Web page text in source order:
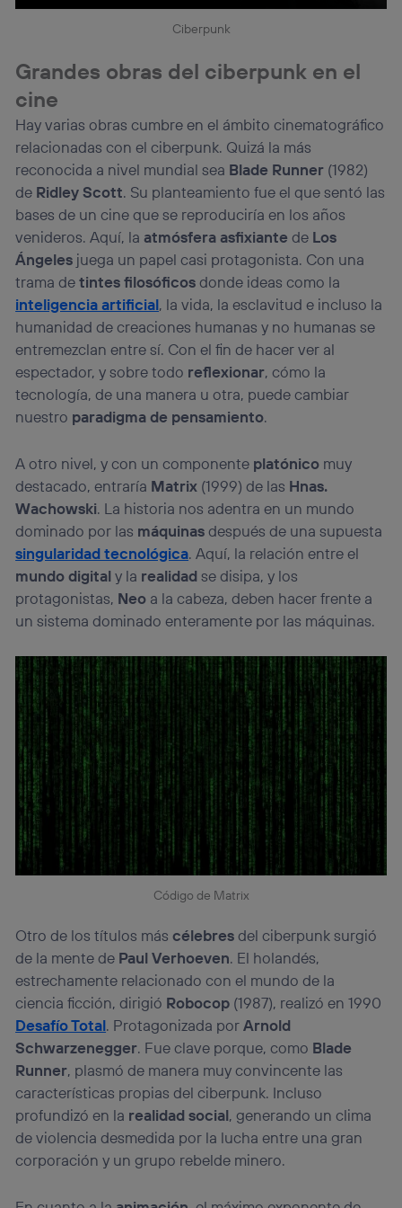
Ciberpunk
Grandes obras del ciberpunk en el
cine
Hay varias obras cumbre en el ámbito cinematográfico
relacionadas con el ciberpunk. Quizá la más
reconocida a nivel mundial sea Blade Runner (1982)
de Ridley Scott. Su planteamiento fue el que sentó las
bases de un cine que se reproduciría en los años
venideros. Aquí, la atmósfera asfixiante de Los
Ángeles juega un papel casi protagonista. Con una
trama detintes filosóficosdonde ideas como la
inteligencia artificial, la vida, la esclavitud e incluso la
humanidad de creaciones humanas y no humanas se
entremezclan entre sí. Con el fin de hacer ver al
espectador, y sobre todo reflexionar, cómo la
tecnología, de una manera u otra, puede cambiar
nuestro paradigma de pensamiento.
A otro nivel, y con un componente platónico muy
destacado, entraría Matrix (1999) de las Hnas.
Wachowski. La historia nos adentra en un mundo
dominado por las máquinasdespués de una supuesta
singularidad tecnológica. Aquí, la relación entre el
mundo digitaly la realidadse disipa, y los
protagonistas, Neo a la cabeza, deben hacer frente a
un sistema dominado enteramente por las máquinas.
Código de Matrix
Otro de los títulos máscélebresdel ciberpunk surgió
de la mente de Paul Verhoeven. El holandés,
estrechamente relacionado con el mundo de la
ciencia ficción, dirigió Robocop (1987), realizó en 1990
Desafío Total. Protagonizada porArnold
Schwarzenegger. Fue clave porque, como Blade
Runner, plasmó de manera muy convincente las
características propias del ciberpunk. Incluso
profundizó en la realidad social, generando un clima
de violencia desmedida por la lucha entre una gran
corporación y un grupo rebelde minero.